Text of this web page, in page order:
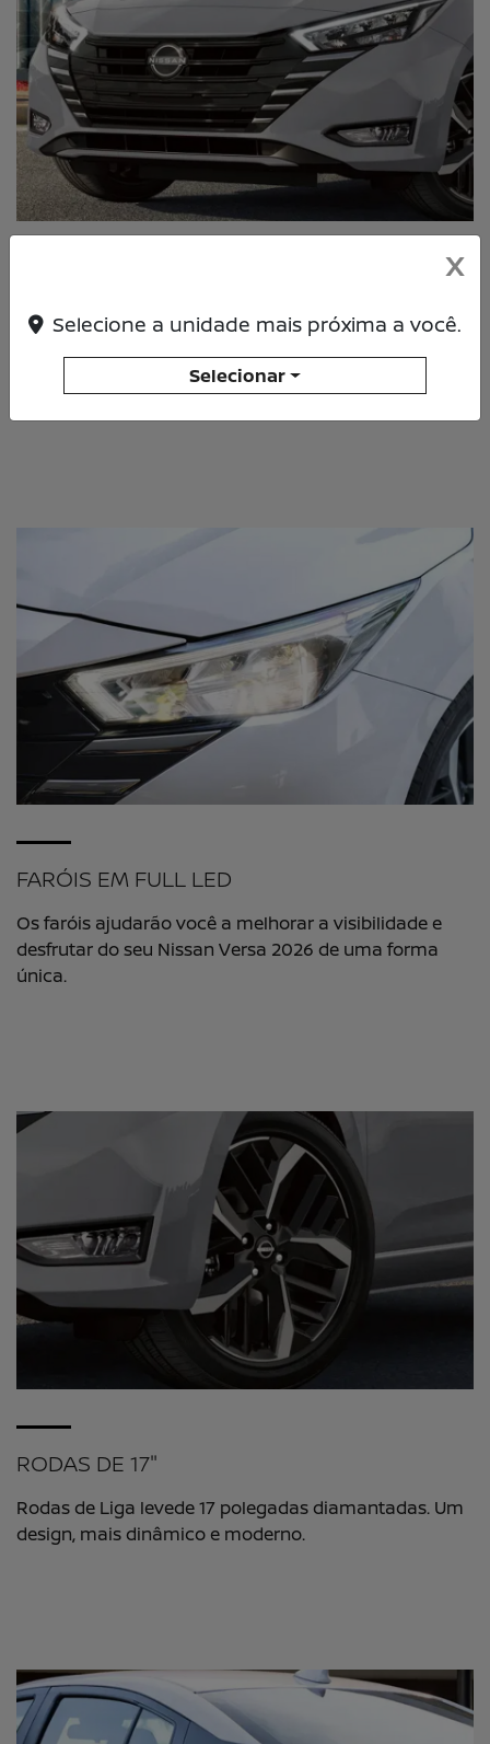
O design da Grade V-Motion é marcante, com linhas
que se projetam para trás e envolvem os faróis, o que
resulta e, um visual esportivo e ousado.
FARÓIS EM FULL LED
Os faróis ajudarão você a melhorar a visibilidade e
desfrutar do seu Nissan Versa 2026 de uma forma
única.
RODAS DE 17"
Rodas de Liga levede 17 polegadas diamantadas. Um
design, mais dinâmico e moderno.
X
Selecione a unidade mais próxima a você.
Selecionar